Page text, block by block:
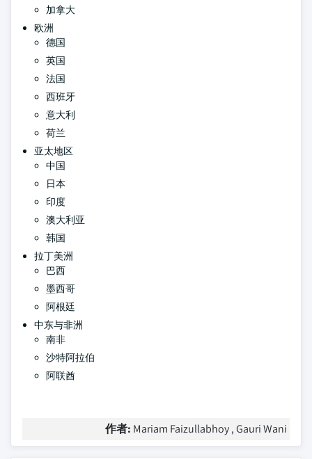
加拿大
欧洲
德国
英国
法国
西班牙
意大利
荷兰
亚太地区
中国
日本
印度
澳大利亚
韩国
拉丁美洲
巴西
墨西哥
阿根廷
中东与非洲
南非
沙特阿拉伯
阿联酋
作者: Mariam Faizullabhoy , Gauri Wani